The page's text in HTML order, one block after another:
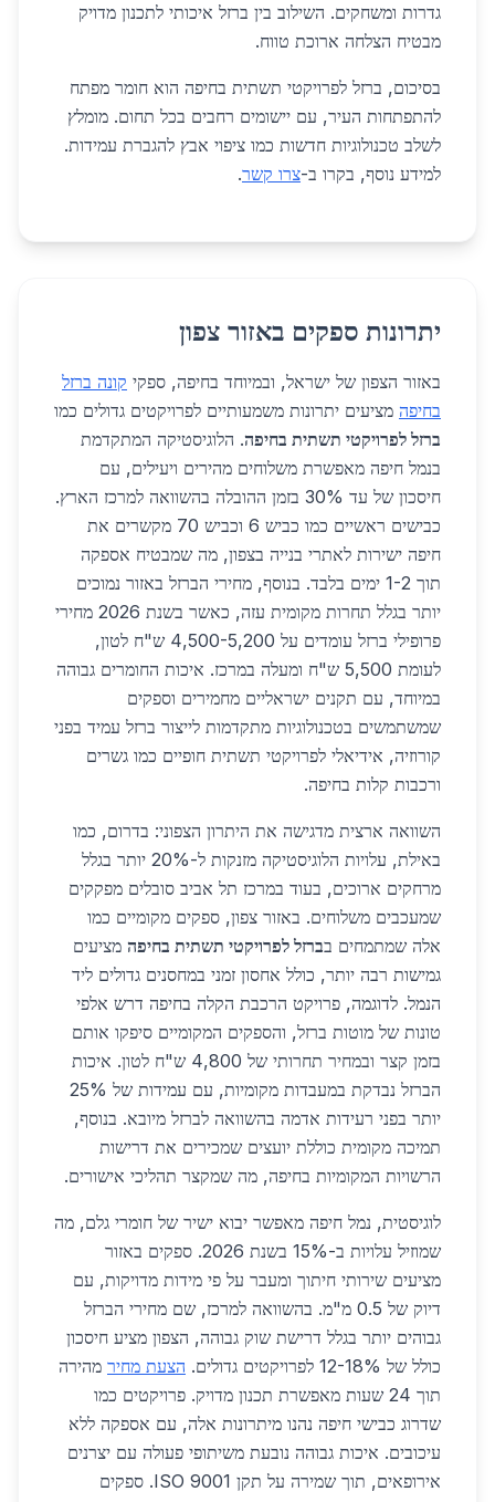
גדרות ומשחקים. השילוב בין ברזל איכותי לתכנון מדויק
מבטיח הצלחה ארוכת טווח.
בסיכום, ברזל לפרויקטי תשתית בחיפה הוא חומר מפתח
להתפתחות העיר, עם יישומים רחבים בכל תחום. מומלץ
לשלב טכנולוגיות חדשות כמו ציפוי אבץ להגברת עמידות.
למידע נוסף, בקרו ב-צרו קשר.
יתרונות ספקים באזור צפון
באזור הצפון של ישראל, ובמיוחד בחיפה, ספקי קונה ברזל
בחיפה מציעים יתרונות משמעותיים לפרויקטים גדולים כמו
ברזל לפרויקטי תשתית בחיפה. הלוגיסטיקה המתקדמת
בנמל חיפה מאפשרת משלוחים מהירים ויעילים, עם
חיסכון של עד 30% בזמן ההובלה בהשוואה למרכז הארץ.
כבישים ראשיים כמו כביש 6 וכביש 70 מקשרים את
חיפה ישירות לאתרי בנייה בצפון, מה שמבטיח אספקה
תוך 1-2 ימים בלבד. בנוסף, מחירי הברזל באזור נמוכים
יותר בגלל תחרות מקומית עזה, כאשר בשנת 2026 מחירי
פרופילי ברזל עומדים על 4,500-5,200 ש"ח לטון,
לעומת 5,500 ש"ח ומעלה במרכז. איכות החומרים גבוהה
במיוחד, עם תקנים ישראליים מחמירים וספקים
שמשתמשים בטכנולוגיות מתקדמות לייצור ברזל עמיד בפני
קורוזיה, אידיאלי לפרויקטי תשתית חופיים כמו גשרים
ורכבות קלות בחיפה.
השוואה ארצית מדגישה את היתרון הצפוני: בדרום, כמו
באילת, עלויות הלוגיסטיקה מזנקות ל-20% יותר בגלל
מרחקים ארוכים, בעוד במרכז תל אביב סובלים מפקקים
שמעכבים משלוחים. באזור צפון, ספקים מקומיים כמו
אלה שמתמחים בברזל לפרויקטי תשתית בחיפה מציעים
גמישות רבה יותר, כולל אחסון זמני במחסנים גדולים ליד
הנמל. לדוגמה, פרויקט הרכבת הקלה בחיפה דרש אלפי
טונות של מוטות ברזל, והספקים המקומיים סיפקו אותם
בזמן קצר ובמחיר תחרותי של 4,800 ש"ח לטון. איכות
הברזל נבדקת במעבדות מקומיות, עם עמידות של 25%
יותר בפני רעידות אדמה בהשוואה לברזל מיובא. בנוסף,
תמיכה מקומית כוללת יועצים שמכירים את דרישות
הרשויות המקומיות בחיפה, מה שמקצר תהליכי אישורים.
לוגיסטית, נמל חיפה מאפשר יבוא ישיר של חומרי גלם, מה
שמוזיל עלויות ב-15% בשנת 2026. ספקים באזור
מציעים שירותי חיתוך ומעבר על פי מידות מדויקות, עם
דיוק של 0.5 מ"מ. בהשוואה למרכז, שם מחירי הברזל
גבוהים יותר בגלל דרישת שוק גבוהה, הצפון מציע חיסכון
כולל של 12-18% לפרויקטים גדולים.
הצעת מחיר מהירה
תוך 24 שעות מאפשרת תכנון מדויק. פרויקטים כמו
שדרוג כבישי חיפה נהנו מיתרונות אלה, עם אספקה ללא
עיכובים. איכות גבוהה נובעת משיתופי פעולה עם יצרנים
אירופאים, תוך שמירה על תקן ISO 9001. ספקים